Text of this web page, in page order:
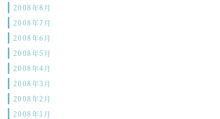
2008年8月
2008年7月
2008年6月
2008年5月
2008年4月
2008年3月
2008年2月
2008年1月